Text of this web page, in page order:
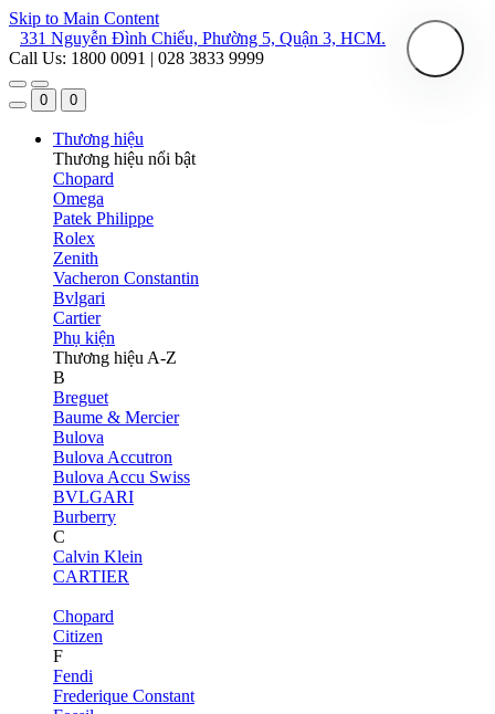
Skip to Main Content
331 Nguyễn Đình Chiểu, Phường 5, Quận 3, HCM.
Call Us: 1800 0091 | 028 3833 9999
0 0
Thương hiệu
Thương hiệu nổi bật
Chopard
Omega
Patek Philippe
Rolex
Zenith
Vacheron Constantin
Bvlgari
Cartier
Phụ kiện
Thương hiệu A-Z
B
Breguet
Baume & Mercier
Bulova
Bulova Accutron
Bulova Accu Swiss
BVLGARI
Burberry
C
Calvin Klein
CARTIER
Chopard
Citizen
F
Fendi
Frederique Constant